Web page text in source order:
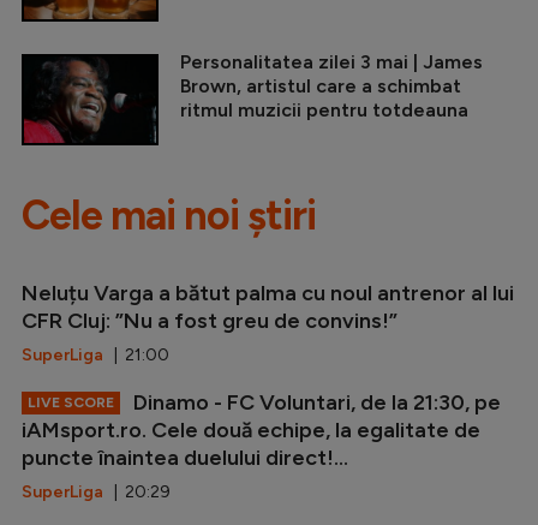
Personalitatea zilei 3 mai | James
Brown, artistul care a schimbat
ritmul muzicii pentru totdeauna
Cele mai noi știri
Neluțu Varga a bătut palma cu noul antrenor al lui
CFR Cluj: ”Nu a fost greu de convins!”
SuperLiga | 21:00
LIVE SCORE
Dinamo - FC Voluntari, de la 21:30, pe
iAMsport.ro. Cele două echipe, la egalitate de
puncte înaintea duelului direct!...
SuperLiga | 20:29